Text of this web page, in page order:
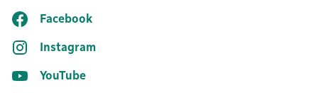
Facebook
Instagram
YouTube